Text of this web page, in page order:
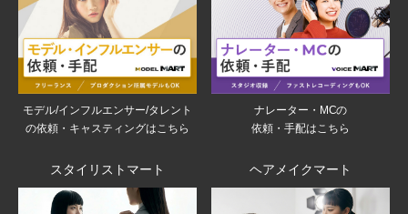
モデル/インフルエンサー/タレント
の依頼・キャスティングはこちら
ナレーター・MCの
依頼・手配はこちら
スタイリストマート ヘアメイクマート